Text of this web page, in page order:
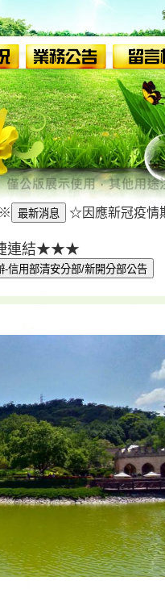
☆因應新冠疫情期間,
連結★★★